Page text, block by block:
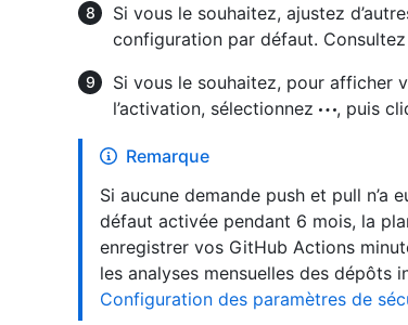
Si vous le souhaitez, ajustez
configuration par défaut. Consultez
Si vous le souhaitez, pour afficher
l’activation, sélectionnez
, puis
Remarque
Si aucune demande push et pull
défaut activée pendant 6 mois, la
enregistrer vos GitHub Actions
les analyses mensuelles des dépôts
Configuration des paramètres de